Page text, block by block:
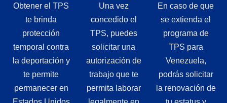
Obtener el TPS
te brinda
protección
temporal contra
la deportación y
te permite
permanecer en
Una vez
concedido el
TPS, puedes
solicitar una
autorización de
trabajo que te
permita laborar
En caso de que
se extienda el
programa de
TPS para
Venezuela,
podrás solicitar
la renovación de